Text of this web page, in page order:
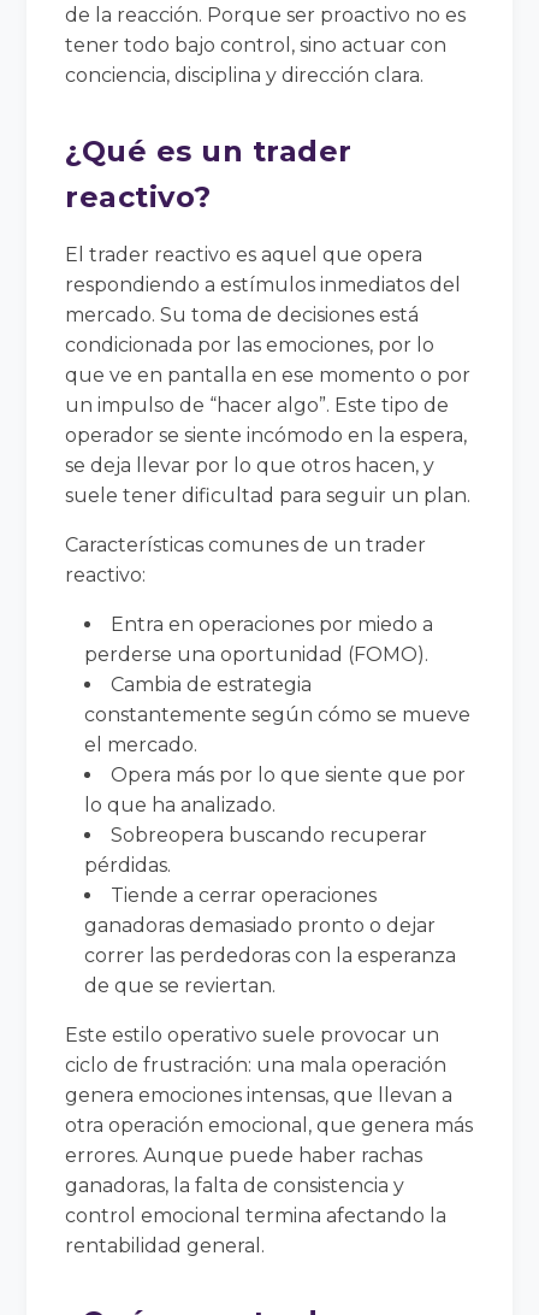
de la reacción. Porque ser proactivo no es
tener todo bajo control, sino actuar con
conciencia, disciplina y dirección clara.
¿Qué es un trader
reactivo?
El trader reactivo es aquel que opera
respondiendo a estímulos inmediatos del
mercado. Su toma de decisiones está
condicionada por las emociones, por lo
que ve en pantalla en ese momento o por
un impulso de “hacer algo”. Este tipo de
operador se siente incómodo en la espera,
se deja llevar por lo que otros hacen, y
suele tener dificultad para seguir un plan.
Características comunes de un trader
reactivo:
Entra en operaciones por miedo a
perderse una oportunidad (FOMO).
Cambia de estrategia
constantemente según cómo se mueve
el mercado.
Opera más por lo que siente que por
lo que ha analizado.
Sobreopera buscando recuperar
pérdidas.
Tiende a cerrar operaciones
ganadoras demasiado pronto o dejar
correr las perdedoras con la esperanza
de que se reviertan.
Este estilo operativo suele provocar un
ciclo de frustración: una mala operación
genera emociones intensas, que llevan a
otra operación emocional, que genera más
errores. Aunque puede haber rachas
ganadoras, la falta de consistencia y
control emocional termina afectando la
rentabilidad general.